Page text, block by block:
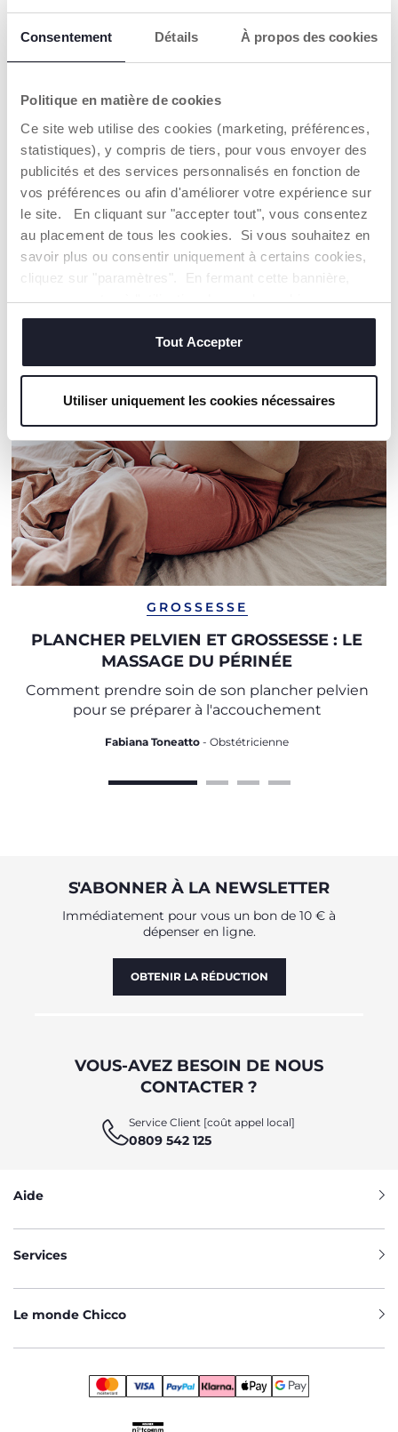
Consentement Détails À propos des cookies
Politique en matière de cookies
Ce site web utilise des cookies (marketing, préférences,
statistiques), y compris de tiers, pour vous envoyer des
publicités et des services personnalisés en fonction de
vos préférences ou afin d'améliorer votre expérience sur
le site. En cliquant sur "accepter tout", vous consentez
au placement de tous les cookies. Si vous souhaitez en
savoir plus ou consentir uniquement à certains cookies,
cliquez sur "paramètres". En fermant cette bannière,
vous consentez à l'utilisation des seuls cookies
techniques, qui sont essentiels au service demandé.
Tout Accepter
Utiliser uniquement les cookies nécessaires
machine.
DÉTAILS DU PRODUIT
AVERTISSEMENTS ET INSTRUCTIONS
Trouver un Revendeur
NOS RECOMMANDATIONS
GROSSESSE
PLANCHER PELVIEN ET GROSSESSE : LE
MASSAGE DU PÉRINÉE
Comment prendre soin de son plancher pelvien
pour se préparer à l'accouchement
Fabiana Toneatto - Obstétricienne
S'ABONNER À LA NEWSLETTER
Immédiatement pour vous un bon de 10 € à
dépenser en ligne.
OBTENIR LA RÉDUCTION
VOUS-AVEZ BESOIN DE NOUS
CONTACTER ?
Service Client [coût appel local]
0809 542 125
Aide
Services
Le monde Chicco